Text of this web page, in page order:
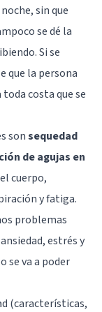
sin que
se dé la
Si se
que la persona
costa que se
sonsequedad
de agujas en
cuerpo,
y fatiga.
problemas
estrés y
se va a poder
(características,